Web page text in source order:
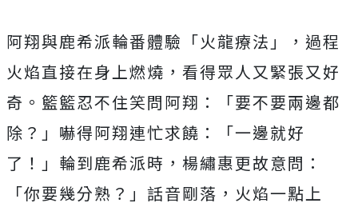
阿翔與鹿希派輪番體驗「火龍療法」，過程
火焰直接在身上燃燒，看得眾人又緊張又好
奇。籃籃忍不住笑問阿翔：「要不要兩邊都
除？」嚇得阿翔連忙求饒：「一邊就好
了！」輪到鹿希派時，楊繡惠更故意問：
「你要幾分熟？」話音剛落，火焰一點上